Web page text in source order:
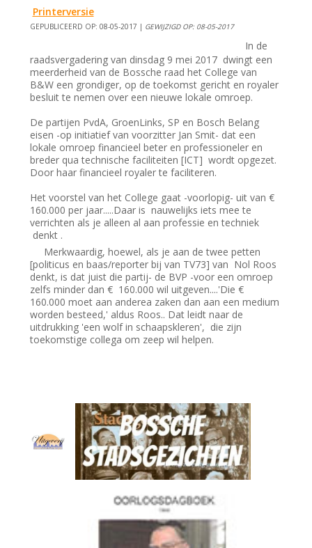
Printerversie
GEPUBLICEERD OP: 08-05-2017 | GEWIJZIGD OP: 08-05-2017
In de
raadsvergadering van dinsdag 9 mei 2017 dwingt een
meerderheid van de Bossche raad het College van
B&W een grondiger, op de toekomst gericht en royaler
besluit te nemen over een nieuwe lokale omroep.
De partijen PvdA, GroenLinks, SP en Bosch Belang
eisen -op initiatief van voorzitter Jan Smit- dat een
lokale omroep financieel beter en professioneler en
breder qua technische faciliteiten [ICT] wordt opgezet.
Door haar financieel royaler te faciliteren.
Het voorstel van het College gaat -voorlopig- uit van €
160.000 per jaar.....Daar is nauwelijks iets mee te
verrichten als je alleen al aan professie en techniek
denkt .
Merkwaardig, hoewel, als je aan de twee petten
[politicus en baas/reporter bij van TV73] van Nol Roos
denkt, is dat juist die partij- de BVP -voor een omroep
zelfs minder dan € 160.000 wil uitgeven....'Die €
160.000 moet aan anderea zaken dan aan een medium
worden besteed,' aldus Roos.. Dat leidt naar de
uitdrukking 'een wolf in schaapskleren', die zijn
toekomstige collega om zeep wil helpen.